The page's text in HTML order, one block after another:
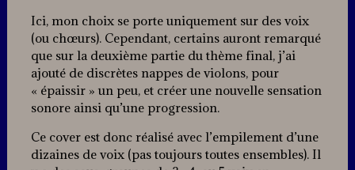
Ici, mon choix se porte uniquement sur des voix
(ou chœurs). Cependant, certains auront remarqué
que sur la deuxième partie du thème final, j’ai
ajouté de discrètes nappes de violons, pour
« épaissir » un peu, et créer une nouvelle sensation
sonore ainsi qu’une progression.
Ce cover est donc réalisé avec l’empilement d’une
dizaines de voix (pas toujours toutes ensembles). Il